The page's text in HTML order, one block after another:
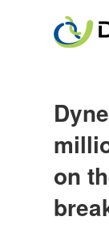
on